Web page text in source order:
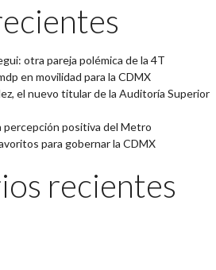
otra pareja polémica de la 4T
en movilidad para la CDMX
el nuevo titular de la Auditoría Superior
percepción positiva del Metro
para gobernar la CDMX
recientes